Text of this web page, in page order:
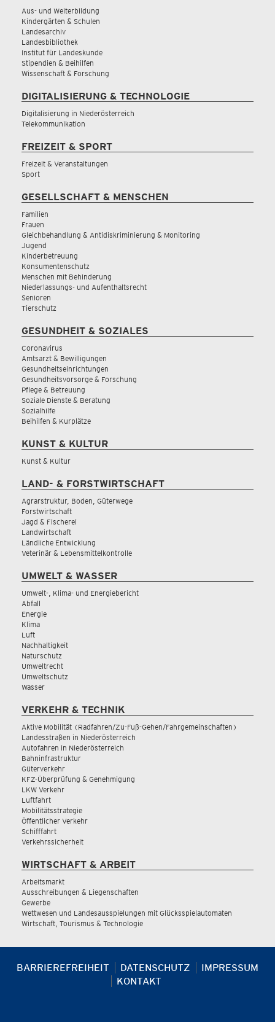
Aus- und Weiterbildung
Kindergärten & Schulen
Landesarchiv
Landesbibliothek
Institut für Landeskunde
Stipendien & Beihilfen
Wissenschaft & Forschung
DIGITALISIERUNG & TECHNOLOGIE
Digitalisierung in Niederösterreich
Telekommunikation
FREIZEIT & SPORT
Freizeit & Veranstaltungen
Sport
GESELLSCHAFT & MENSCHEN
Familien
Frauen
Gleichbehandlung & Antidiskriminierung & Monitoring
Jugend
Kinderbetreuung
Konsumentenschutz
Menschen mit Behinderung
Niederlassungs- und Aufenthaltsrecht
Senioren
Tierschutz
GESUNDHEIT & SOZIALES
Coronavirus
Amtsarzt & Bewilligungen
Gesundheitseinrichtungen
Gesundheitsvorsorge & Forschung
Pflege & Betreuung
Soziale Dienste & Beratung
Sozialhilfe
Beihilfen & Kurplätze
KUNST & KULTUR
Kunst & Kultur
LAND- & FORSTWIRTSCHAFT
Agrarstruktur, Boden, Güterwege
Forstwirtschaft
Jagd & Fischerei
Landwirtschaft
Ländliche Entwicklung
Veterinär & Lebensmittelkontrolle
UMWELT & WASSER
Umwelt-, Klima- und Energiebericht
Abfall
Energie
Klima
Luft
Nachhaltigkeit
Naturschutz
Umweltrecht
Umweltschutz
Wasser
VERKEHR & TECHNIK
Aktive Mobilität (Radfahren/Zu-Fuß-Gehen/Fahrgemeinschaften)
Landesstraßen in Niederösterreich
Autofahren in Niederösterreich
Bahninfrastruktur
Güterverkehr
KFZ-Überprüfung & Genehmigung
LKW Verkehr
Luftfahrt
Mobilitätsstrategie
Öffentlicher Verkehr
Schifffahrt
Verkehrssicherheit
WIRTSCHAFT & ARBEIT
Arbeitsmarkt
Ausschreibungen & Liegenschaften
Gewerbe
Wettwesen und Landesausspielungen mit Glücksspielautomaten
Wirtschaft, Tourismus & Technologie
BARRIEREFREIHEIT DATENSCHUTZ
IMPRESSUM
KONTAKT